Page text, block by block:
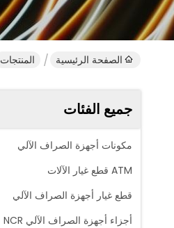
الصفحة الرئيسية المنتجات
جميع الفئات
مكونات أجهزة الصراف الآلي
ATM قطع غيار الآلات
قطع غيار أجهزة الصراف الآلي
أجزاء أجهزة الصراف الآلي NCR